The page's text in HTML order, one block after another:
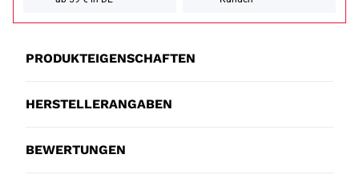
PRODUKTEIGENSCHAFTEN
HERSTELLERANGABEN
BEWERTUNGEN